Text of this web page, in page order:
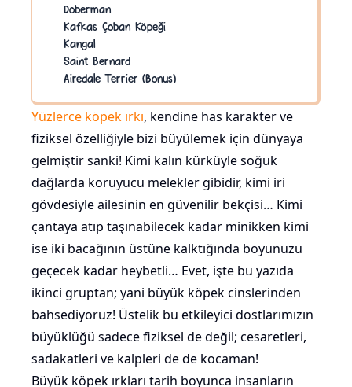
Doberman
Kafkas Çoban Köpeği
Kangal
Saint Bernard
Airedale Terrier (Bonus)
Yüzlerce köpek ırkı, kendine has karakter ve
fiziksel özelliğiyle bizi büyülemek için dünyaya
gelmiştir sanki! Kimi kalın kürküyle soğuk
dağlarda koruyucu melekler gibidir, kimi iri
gövdesiyle ailesinin en güvenilir bekçisi… Kimi
çantaya atıp taşınabilecek kadar minikken kimi
ise iki bacağının üstüne kalktığında boyunuzu
geçecek kadar heybetli… Evet, işte bu yazıda
ikinci gruptan; yani büyük köpek cinslerinden
bahsediyoruz! Üstelik bu etkileyici dostlarımızın
büyüklüğü sadece fiziksel de değil; cesaretleri,
sadakatleri ve kalpleri de de kocaman!
Büyük köpek ırkları tarih boyunca insanların